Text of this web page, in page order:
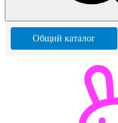
Общий каталог